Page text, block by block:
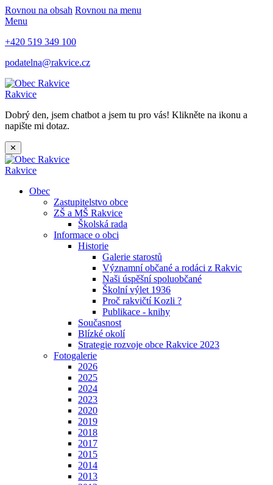
Rovnou na obsah Rovnou na menu
Menu
+420 519 349 100
podatelna@rakvice.cz
Rakvice
Dobrý den, jsem chatbot a jsem tu pro vás! Klikněte na ikonu a
napište mi dotaz.
✕
Rakvice
Obec
Zastupitelstvo obce
ZŠ a MŠ Rakvice
Školská rada
Informace o obci
Historie
Galerie starostů
Významní občané a rodáci z Rakvic
Naši úspěšní spoluobčané
Školní výlet 1936
Proč rakvičtí Kozli ?
Publikace - knihy
Současnost
Blízké okolí
Strategie rozvoje obce Rakvice 2023
Fotogalerie
2026
2025
2024
2023
2020
2019
2018
2017
2015
2014
2013